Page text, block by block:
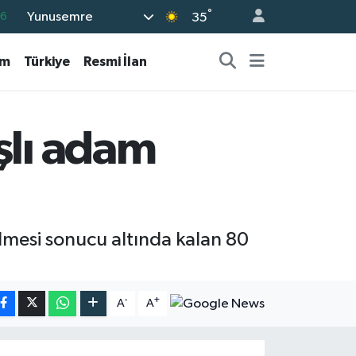
Yunusemre 35°
Türkiye Resmi İlan
adam
sonucu altında kalan 80
A- A+